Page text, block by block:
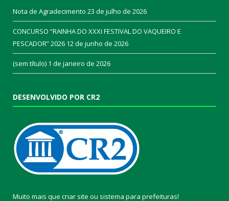
Nota de Agradecimento 23 de julho de 2026
CONCURSO “RAINHA DO XXXI FESTIVAL DO VAQUEIRO E
PESCADOR” 2026 12 de junho de 2026
(sem título) 1 de janeiro de 2026
DESENVOLVIDO POR CR2
Muito mais que criar site ou sistema para prefeituras!